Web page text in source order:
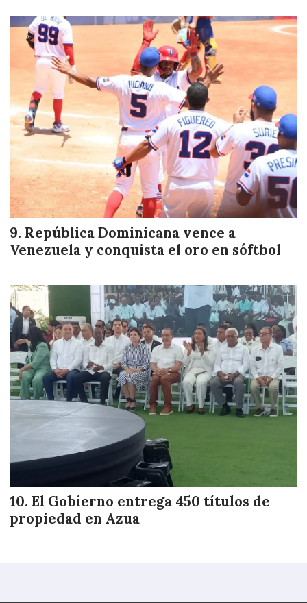
República Dominicana vence a
Venezuela y conquista el oro en sóftbol
El Gobierno entrega 450 títulos de
propiedad en Azua